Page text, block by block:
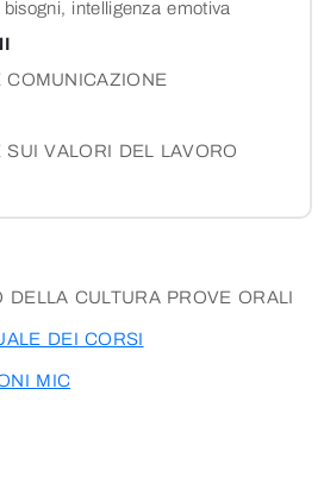
intelligenza emotiva
COMUNICAZIONE
SUI VALORI DEL LAVORO
DELLA CULTURA PROVE ORALI
DEI CORSI
MIC